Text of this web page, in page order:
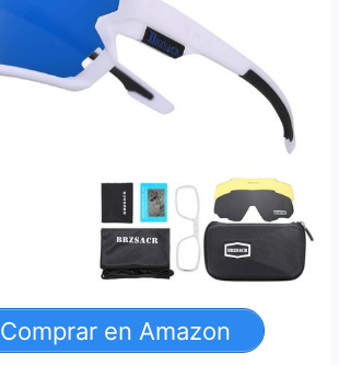
Comprar en Amazon